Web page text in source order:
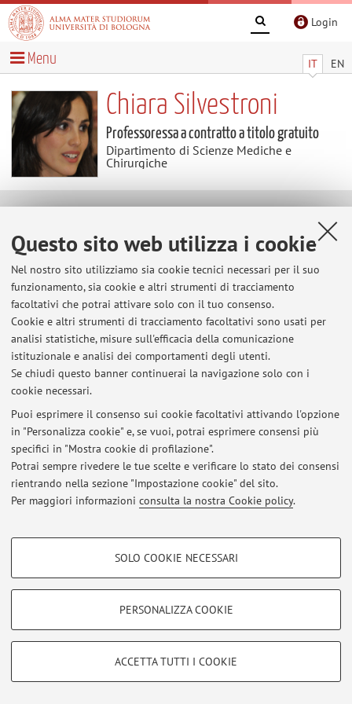
Questo sito web utilizza i cookie
Nel nostro sito utilizziamo sia cookie tecnici necessari per il suo
funzionamento, sia cookie e altri strumenti di tracciamento
facoltativi che potrai attivare solo con il tuo consenso.
Cookie e altri strumenti di tracciamento facoltativi sono usati per
analisi statistiche, misure sull'efficacia della comunicazione
istituzionale e analisi dei comportamenti degli utenti.
Se chiudi questo banner continuerai la navigazione solo con i
cookie necessari.
Puoi esprimere il consenso sui cookie facoltativi attivando l'opzione
in "Personalizza cookie" e, se vuoi, potrai esprimere consensi più
specifici in "Mostra cookie di profilazione".
Potrai sempre rivedere le tue scelte e verificare lo stato dei consensi
rientrando nella sezione "Impostazione cookie" del sito.
Per maggiori informazioni consulta la nostra Cookie policy.
COOKIE DI PROFILAZIONE - FACOLTATIVI
COOKIE TECNICI - NECESSARI
Si tratta di cookie tecnici utilizzati, a titolo esemplificativo, per il corretto
SOLO COOKIE NECESSARI
PERSONALIZZA COOKIE
ACCETTA TUTTI I COOKIE
Login
IT EN
Menu
Chiara Silvestroni
Professoressa a contratto a titolo gratuito
Dipartimento di Scienze Mediche e
Chirurgiche
E-mail: chiara.silvestroni2@unibo.it
Dipartimento di Scienze Mediche e Chirurgiche
Via Massarenti 9, Bologna -Vai alla mappa
Ultimi avvisi
Al momento non sono presenti avvisi.
© 2026 - ALMA MATER STUDIORUM - Università di Bologna - Via
Zamboni, 33 - 40126 Bologna - Partita IVA: 01131710376
|Note legali|Impostazioni Cookie